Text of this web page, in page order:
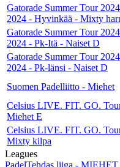
Gatorade Summer Tour
2024 - Hyvinkää - Mixty
Gatorade Summer Tour
2024 - Pk-Itä - Naiset D
Gatorade Summer Tour
2024 - Pk-länsi - Naiset D
Suomen Padelliitto - Miehet
Celsius LIVE. FIT. GO.
Miehet E
Celsius LIVE. FIT. GO.
Mixty kilpa
Leagues
PadelTehdas liiga -